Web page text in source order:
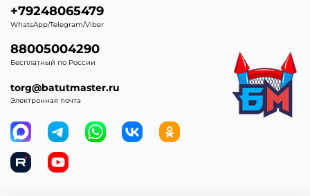
+79248065479
WhatsApp/Telegram/Viber
88005004290
Бесплатный по России
torg@batutmaster.ru
Электронная почта